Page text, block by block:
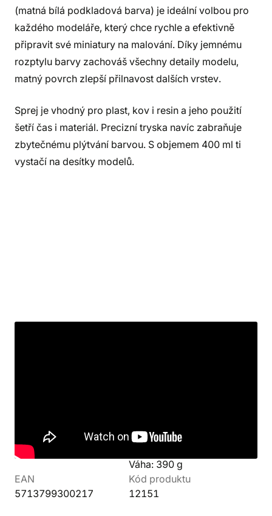
(matná bílá podkladová barva) je ideální volbou pro
každého modeláře, který chce rychle a efektivně
připravit své miniatury na malování. Díky jemnému
rozptylu barvy zachováš všechny detaily modelu,
matný povrch zlepší přilnavost dalších vrstev.
Sprej je vhodný pro plast, kov i resin a jeho použití
šetří čas i materiál. Precizní tryska navíc zabraňuje
zbytečnému plýtvání barvou. S objemem 400 ml ti
vystačí na desítky modelů.
Parametry
Váha: 390 g
EAN
5713799300217
Kód produktu
12151